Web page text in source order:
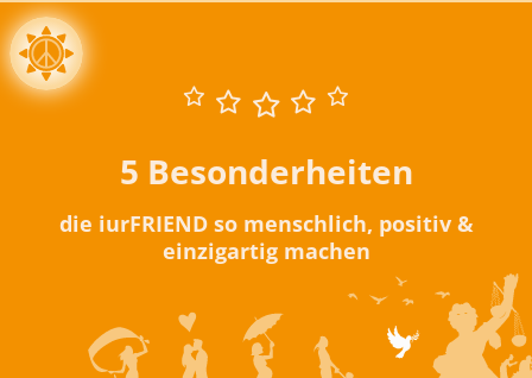
5 Besonderheiten
die iurFRIEND so menschlich, positiv &
einzigartig machen